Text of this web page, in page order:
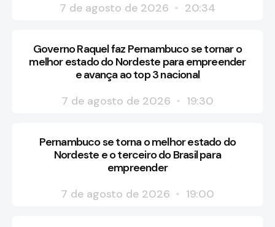
7 de agosto de 2026
20:34
Governo Raquel faz Pernambuco se tornar o
melhor estado do Nordeste para empreender
e avança ao top 3 nacional
7 de agosto de 2026
19:30
Pernambuco se torna o melhor estado do
Nordeste e o terceiro do Brasil para
empreender
7 de agosto de 2026
19:00